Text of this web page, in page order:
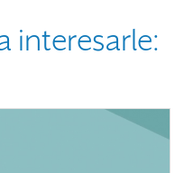
interesarle: